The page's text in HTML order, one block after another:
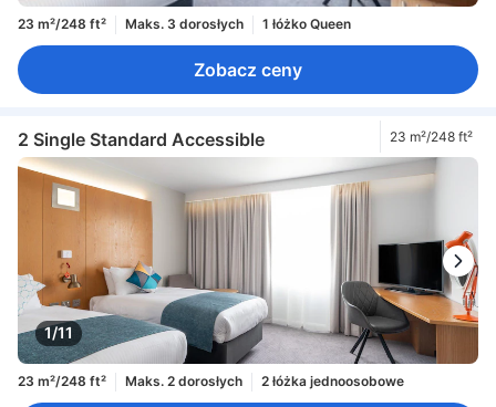
23 m²/248 ft² Maks. 3 dorosłych 1 łóżko Queen
Zobacz ceny
2 Single Standard Accessible 23 m²/248 ft²
1/11
23 m²/248 ft² Maks. 2 dorosłych 2 łóżka jednoosobowe